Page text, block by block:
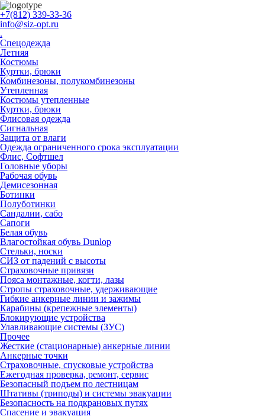
+7(812) 339-33-36
info@siz-opt.ru
.
Спецодежда
Летняя
Костюмы
Куртки, брюки
Комбинезоны, полукомбинезоны
Утепленная
Костюмы утепленные
Куртки, брюки
Флисовая одежда
Сигнальная
Защита от влаги
Одежда ограниченного срока эксплуатации
Флиc, Софтшел
Головные уборы
Рабочая обувь
Демисезонная
Ботинки
Полуботинки
Сандалии, сабо
Сапоги
Белая обувь
Влагостойкая обувь Dunlop
Стельки, носки
СИЗ от падений с высоты
Страховочные привязи
Пояса монтажные, когти, лазы
Стропы страховочные, удерживающие
Гибкие анкерные линии и зажимы
Карабины (крепежные элементы)
Блокирующие устройства
Улавливающие системы (ЗУС)
Прочее
Жесткие (стационарные) анкерные линии
Анкерные точки
Страховочные, спусковые устройства
Ежегодная проверка, ремонт, сервис
Безопасный подъем по лестницам
Штативы (триподы) и системы эвакуации
Безопасность на подкрановых путях
Спасение и эвакуация